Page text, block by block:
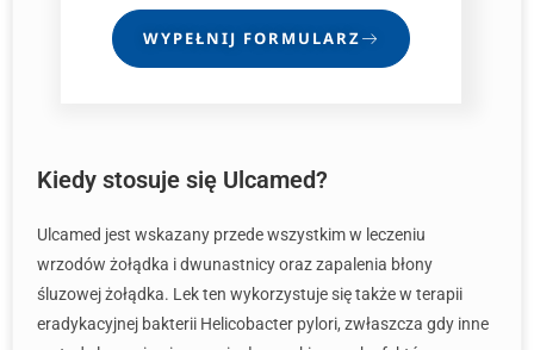
WYPEŁNIJ FORMULARZ
Kiedy stosuje się Ulcamed?
Ulcamed jest wskazany przede wszystkim w leczeniu
wrzodów żołądka i dwunastnicy oraz zapalenia błony
śluzowej żołądka. Lek ten wykorzystuje się także w terapii
eradykacyjnej bakterii Helicobacter pylori, zwłaszcza gdy inne